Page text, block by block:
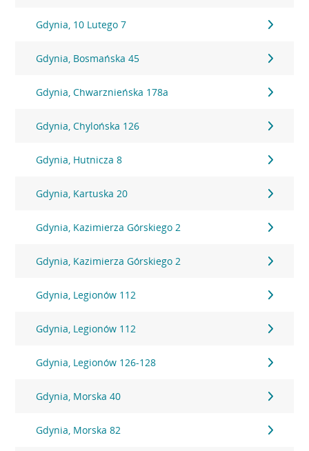
Gdynia, 10 Lutego 7
Gdynia, Bosmańska 45
Gdynia, Chwarznieńska 178a
Gdynia, Chylońska 126
Gdynia, Hutnicza 8
Gdynia, Kartuska 20
Gdynia, Kazimierza Górskiego 2
Gdynia, Kazimierza Górskiego 2
Gdynia, Legionów 112
Gdynia, Legionów 112
Gdynia, Legionów 126-128
Gdynia, Morska 40
Gdynia, Morska 82